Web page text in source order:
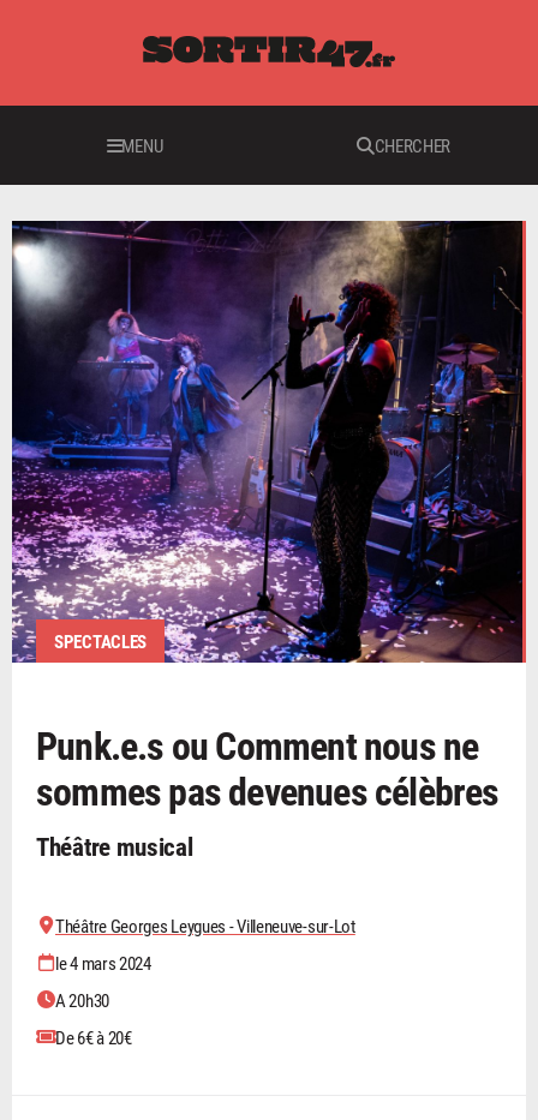
MENU CHERCHER
SPECTACLES
Punk.e.s ou Comment nous ne
sommes pas devenues célèbres
Théâtre musical
Théâtre Georges Leygues - Villeneuve-sur-Lot
le 4 mars 2024
A 20h30
De 6€ à 20€